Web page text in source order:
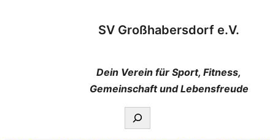
SV Großhabersdorf e.V.
Dein Verein für Sport, Fitness,
Gemeinschaft und Lebensfreude
Suchen